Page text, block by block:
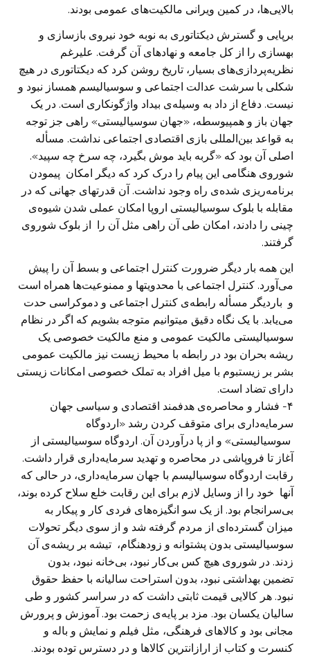
بالایی‌ها، در کمین ویرانی مالکیت‌های عمومی بودند.
برپایی و گسترش دیکتاتوری به نوبه خود نیروی بازسازی و
بهسازی را از کل جامعه و نهادهای آن گرفت. علیرغم
نظریه‌پردازی‌های بسیار، تاریخ روشن کرد که دیکتاتوری در هیچ
شکلی با سرشت عدالت اجتماعی و سوسیالیسم همساز نبود و
نیست. دفاع از داد به وسیله‌ی بیداد واژگونکاری است. در یک
جهان باز و همپیوسطه، «جهان سوسیالیستی» راهی جز توجه
به قواعد بین‌المللی بازی اقتصادی اجتماعی نداشت. مسأله
اصلی آن بود که «گربه باید موش بگیرد، چه سرخ چه سپید».
شوروی هنگامی این پیام را درک کرد که دیگر امکان پیمودن
برنامه‌ریزی شده‌ی راه وجود نداشت. آن قدرتهای جهانی که در
مقابله با بلوک سوسیالیستی اروپا امکان عملی شدن شیوه‌ی
چینی را دادند، امکان طی آن راهی مثل آن را از بلوک شوروی
گرفتند.
این همه بار دیگر ضرورت کنترل اجتماعی و بسط آن را پیش
می‌آورد. کنترل اجتماعی با محدویتها و ممنوعیت‌ها همراه است
و باردیگر مسأله رابطه‌ی کنترل اجتماعی و دموکراسی حدت
می‌یابد. با یک نگاه دقیق میتوانیم متوجه بشویم که اگر در نظام
سوسیالیستی مالکیت عمومی و منع مالکیت خصوصی یک
ریشه بحران بود در رابطه با محیط زیست نیز مالکیت عمومی
بشر بر زیستبوم با میل افراد به تملک خصوصی امکانات زیستی
دارای تضاد است.
۴- فشار و محاصره‌ی هدفمند اقتصادی و سیاسی جهان
سرمایه‌داری برای متوقف کردن رشد «اردوگاه
سوسیالیستی» و از پا درآوردن آن. اردوگاه سوسیالیستی از
آغاز تا فروپاشی در محاصره و تهدید سرمایه‌داری قرار داشت.
رقابت اردوگاه سوسیالیسم با جهان سرمایه‌داری، در حالی که
آنها خود را از وسایل لازم برای این رقابت خلع سلاح کرده بوند،
بی‌سرانجام بود. از یک سو انگیزه‌های فردی کار و پیکار به
میزان گسترده‌ای از مردم گرفته شد و از سوی دیگر تحولات
سوسیالیستی بدون پشتوانه‌ و زودهنگام، تیشه بر ریشه‌ی آن
زدند. در شوروی هیچ کس بی‌کار نبود، بی‌خانه نبود، بدون
تضمین بهداشتی نبود، بدون استراحت سالیانه با حفظ حقوق
نبود. هر کالایی قیمت ثابتی داشت که در سراسر کشور و طی
سالیان یکسان بود. مزد بر پایه‌ی زحمت بود. آموزش و پرورش
مجانی بود و کالاهای فرهنگی، مثل فیلم و نمایش و باله و
کنسرت و کتاب از ارازانترین کالاها و در دسترس توده بودند.